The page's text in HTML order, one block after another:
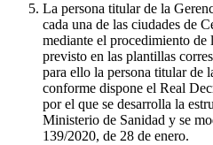
La persona titular de la
cada una de las ciudades de
mediante el procedimiento
previsto en las plantillas
para ello la persona titular de
conforme dispone el Real
por el que se desarrolla la
Ministerio de Sanidad y se
139/2020, de 28 de enero.